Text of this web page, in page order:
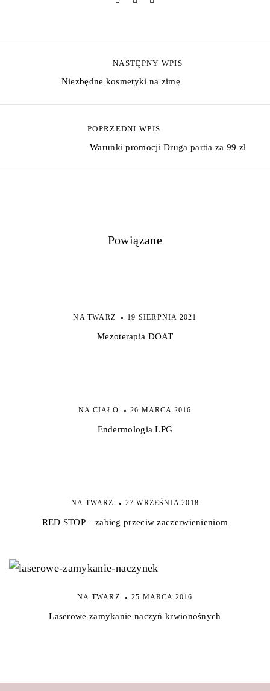
POPRZEDNI WPIS
Warunki promocji Druga partia za 99 zł
NASTĘPNY WPIS
Niezbędne kosmetyki na zimę
Powiązane
NA TWARZ 19 SIERPNIA 2021
Mezoterapia DOAT
NA CIAŁO 26 MARCA 2016
Endermologia LPG
NA TWARZ 27 WRZEŚNIA 2018
RED STOP – zabieg przeciw zaczerwienieniom
NA TWARZ 25 MARCA 2016
Laserowe zamykanie naczyń krwionośnych